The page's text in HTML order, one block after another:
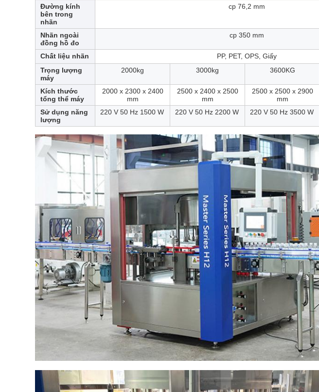
Đường kính
bên trong
nhãn
cp 76,2 mm
Nhãn ngoài
đồng hồ đo
cp 350 mm
Chất liệu nhãn
PP, PET, OPS, Giấy
Trọng lượng
máy
2000kg 3000kg 3600KG
Kích thước
tổng thể máy
2000 x 2300 x 2400
mm
2500 x 2400 x 2500
mm
2500 x 2500 x 2900
mm
Sử dụng năng
lượng
220 V 50 Hz 1500 W 220 V 50 Hz 2200 W 220 V 50 Hz 3500 W